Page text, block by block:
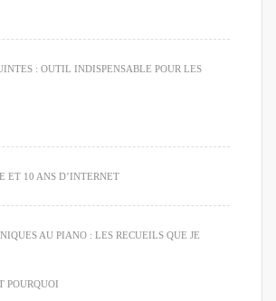
: OUTIL INDISPENSABLE POUR LES
ET 10 ANS D’INTERNET
AU PIANO : LES RECUEILS QUE JE
POURQUOI